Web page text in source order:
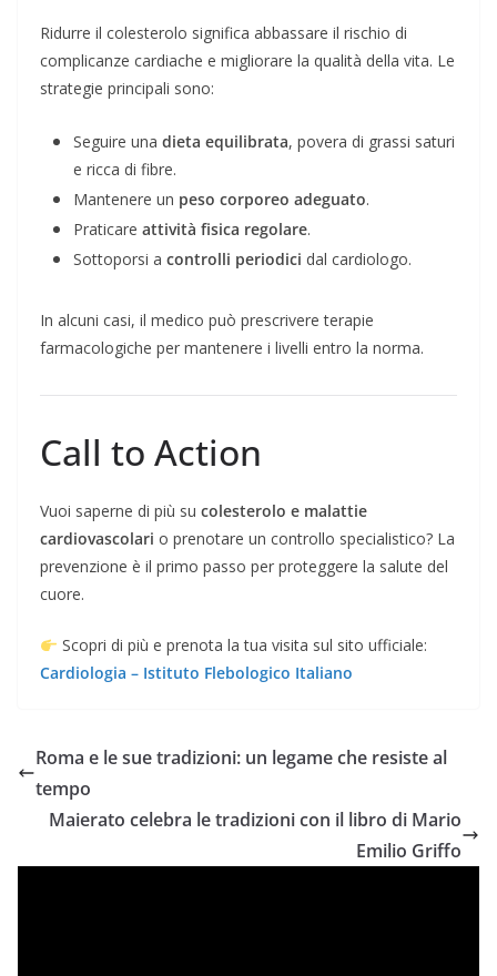
Ridurre il colesterolo significa abbassare il rischio di
complicanze cardiache e migliorare la qualità della vita. Le
strategie principali sono:
Seguire una dieta equilibrata, povera di grassi saturi
e ricca di fibre.
Mantenere un peso corporeo adeguato.
Praticare attività fisica regolare.
Sottoporsi a controlli periodici dal cardiologo.
In alcuni casi, il medico può prescrivere terapie
farmacologiche per mantenere i livelli entro la norma.
Call to Action
Vuoi saperne di più su colesterolo e malattie
cardiovascolari o prenotare un controllo specialistico? La
prevenzione è il primo passo per proteggere la salute del
cuore.
Scopri di più e prenota la tua visita sul sito ufficiale:
Cardiologia – Istituto Flebologico Italiano
Roma e le sue tradizioni: un legame che resiste al
tempo
Maierato celebra le tradizioni con il libro di Mario
Emilio Griffo